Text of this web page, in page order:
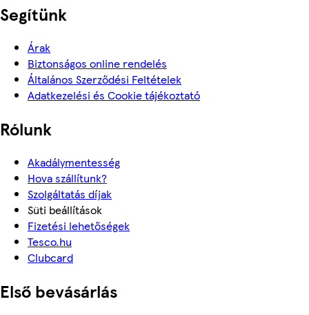
Segítünk
Árak
Biztonságos online rendelés
Általános Szerződési Feltételek
Adatkezelési és Cookie tájékoztató
Rólunk
Akadálymentesség
Hova szállítunk?
Szolgáltatás díjak
Süti beállítások
Fizetési lehetőségek
Tesco.hu
Clubcard
Első bevásárlás